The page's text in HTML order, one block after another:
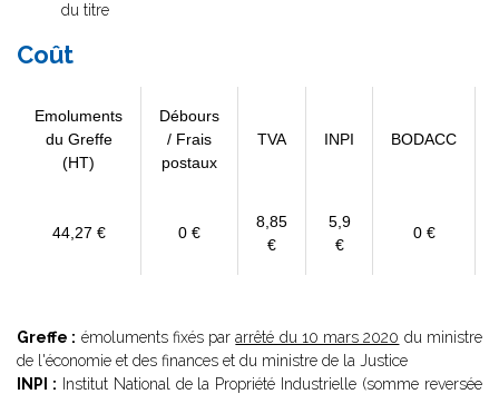
du titre
Coût
Emoluments
du Greffe
(HT)
Débours
/ Frais
postaux
TVA INPI BODACC
44,27 € 0 €
8,85
€
5,9
€
0 €
Greffe : émoluments fixés pararrêté du 10 mars 2020 du ministre
de l'économie et des finances et du ministre de la Justice
INPI : Institut National de la Propriété Industrielle (somme reversée